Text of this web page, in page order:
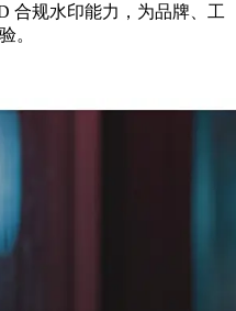
合规水印能力，为品牌、工
。